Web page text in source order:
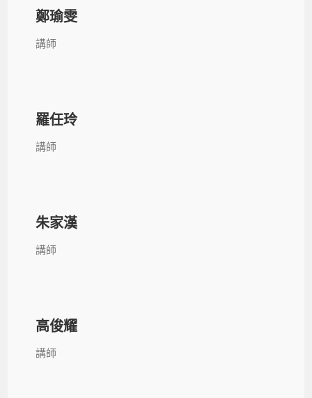
鄭瑜雯
講師
羅任玲
講師
朱家漢
講師
高俊耀
講師